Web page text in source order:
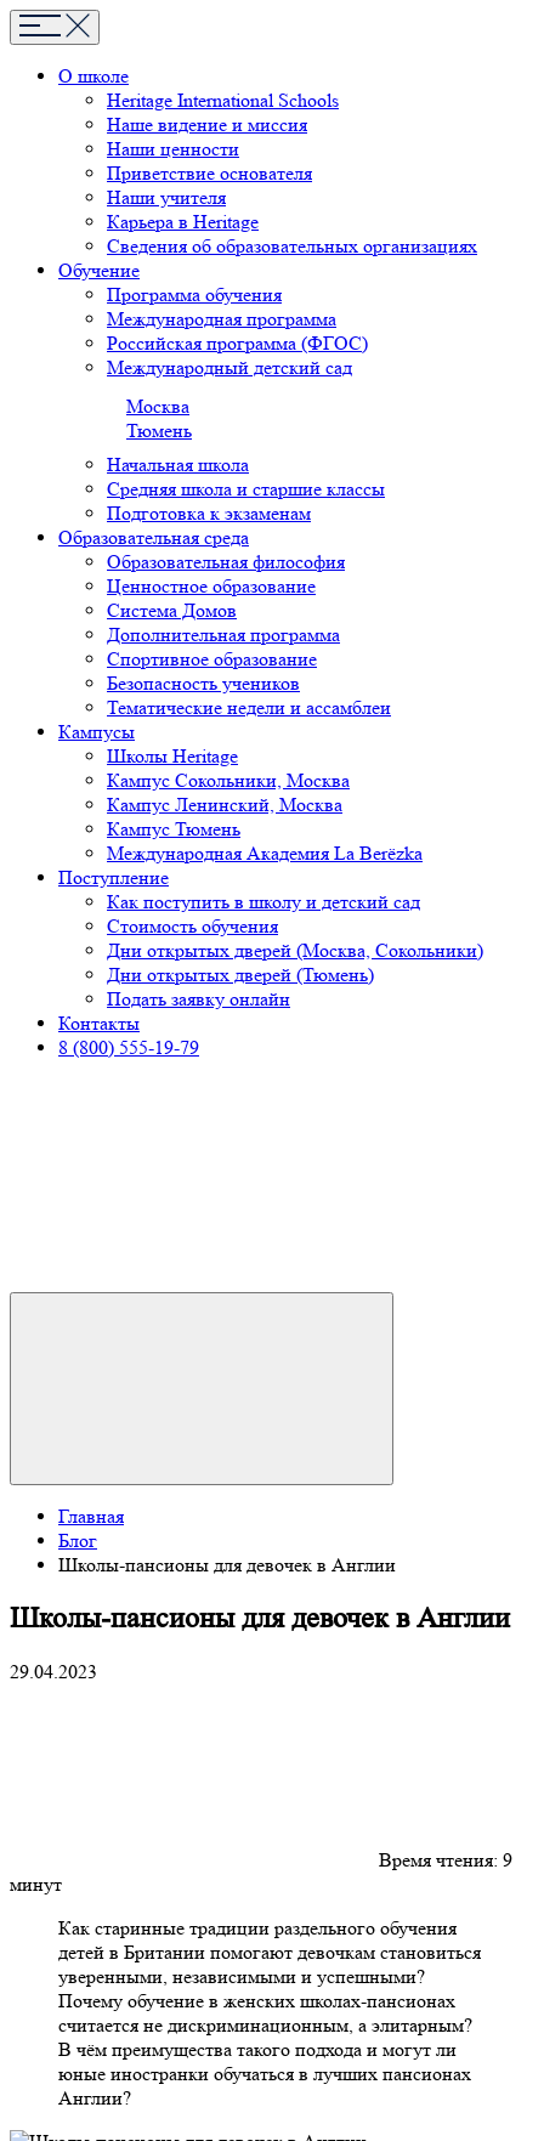
О школе
Heritage International Schools
Наше видение и миссия
Наши ценности
Приветствие основателя
Наши учителя
Карьера в Heritage
Сведения об образовательных организациях
Обучение
Программа обучения
Международная программа
Российская программа (ФГОС)
Международный детский сад
Москва
Тюмень
Начальная школа
Средняя школа и старшие классы
Подготовка к экзаменам
Образовательная среда
Образовательная философия
Ценностное образование
Система Домов
Дополнительная программа
Спортивное образование
Безопасность учеников
Тематические недели и ассамблеи
Кампусы
Школы Heritage
Кампус Сокольники, Москва
Кампус Ленинский, Москва
Кампус Тюмень
Международная Академия La Berёzka
Поступление
Как поступить в школу и детский сад
Стоимость обучения
Дни открытых дверей (Москва, Сокольники)
Дни открытых дверей (Тюмень)
Подать заявку онлайн
Контакты
8 (800) 555-19-79
Главная
Блог
Школы-пансионы для девочек в Англии
Школы-пансионы для девочек в Англии
29.04.2023
Время чтения: 9
минут
Как старинные традиции раздельного обучения
детей в Британии помогают девочкам становиться
уверенными, независимыми и успешными?
Почему обучение в женских школах-пансионах
считается не дискриминационным, а элитарным?
В чём преимущества такого подхода и могут ли
юные иностранки обучаться в лучших пансионах
Англии?